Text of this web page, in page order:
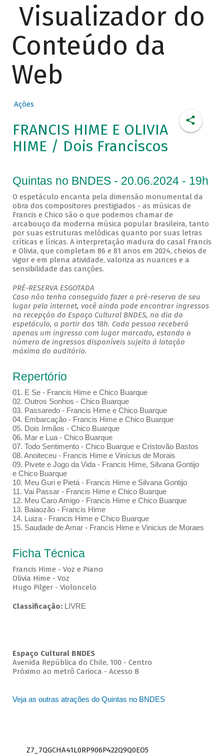
Visualizador do
Conteúdo da
Web
Ações
FRANCIS HIME E OLIVIA
HIME / Dois Franciscos
Quintas no BNDES - 20.06.2024 - 19h
O espetáculo encanta pela dimensão monumental da
obra dos compositores prestigiados - as músicas de
Francis e Chico são o que podemos chamar de
arcabouço da moderna música popular brasileira, tanto
por suas estruturas melódicas quanto por suas letras
críticas e líricas. A interpretação madura do casal Francis
e Olivia, que completam 86 e 81 anos em 2024, cheios de
vigor e em plena atividade, valoriza as nuances e a
sensibilidade das canções.
PRÉ-RESERVA ESGOTADA
Caso não tenha conseguido fazer a pré-reserva de seu
lugar pela internet, você ainda pode encontrar ingressos
na recepção do Espaço Cultural BNDES, no dia do
espetáculo, a partir das 18h. Cada pessoa receberá
apenas um ingresso com lugar marcado, estando o
número de ingressos disponíveis sujeito à lotação
máxima do auditório.
Repertório
01. E Se - Francis Hime e Chico Buarque
02. Outros Sonhos - Chico Buarque
03. Passaredo - Francis Hime e Chico Buarque
04. Embarcação - Francis Hime e Chico Buarque
05. Dois Irmãos - Chico Buarque
06. Mar e Lua - Chico Buarque
07. Todo Sentimento - Chico Buarque e Cristovão Bastos
08. Anoiteceu - Francis Hime e Vinícius de Morais
09. Pivete e Jogo da Vida - Francis Hime, Silvana Gontijo
e Chico Buarque
10. Meu Guri e Pietá - Francis Hime e Silvana Gontijo
11. Vai Passar - Francis Hime e Chico Buarque
12. Meu Caro Amigo - Francis Hime e Chico Buarque
13. Baiaozão - Francis Hime
14. Luiza - Francis Hime e Chico Buarque
15. Saudade de Amar - Francis Hime e Vinicius de Moraes
Ficha Técnica
Francis Hime - Voz e Piano
Olivia Hime - Voz
Hugo Pilger - Violoncelo
Classificação: LIVRE
Espaço Cultural BNDES
Avenida República do Chile, 100 - Centro
Próximo ao metrô Carioca - Acesso B
Veja as outras atrações do Quintas no BNDES
Z7_7QGCHA41L0RP906P422Q9Q0EO5